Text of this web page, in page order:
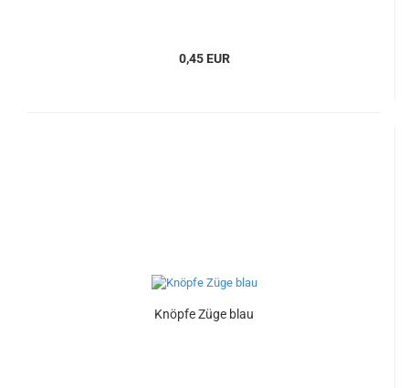
0,45 EUR
Knöpfe Züge blau